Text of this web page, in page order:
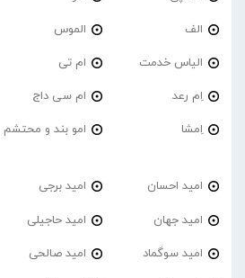
الف الموس
الیاس خدمت ام تی
اِم رعد ام سی داج
اِمشا امو بند و محتشم
امید احسان امید برجی
امید جهان امید حاجیلی
امید سوگماد امید صالحی